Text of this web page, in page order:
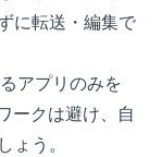
に転送・編集で
アプリのみを
ークは避け、自
う。